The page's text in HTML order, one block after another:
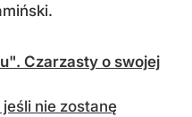
Czarzasty o swojej
nie zostanę